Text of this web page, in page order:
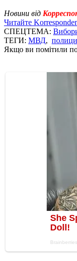
Новини від
Читайте
СПЕЦТЕМА:
ТЕГИ: МВД,
Якщо ви помітили